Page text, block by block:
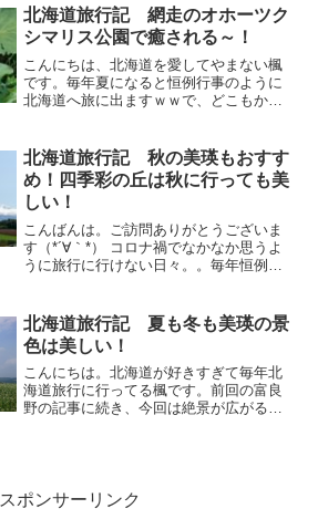
なので(笑)北の大地を踏みしめれない日々
はつらいつら...
北海道旅行記 網走のオホーツク
シマリス公園で癒される～！
こんにちは、北海道を愛してやまない楓
です。毎年夏になると恒例行事のように
北海道へ旅に出ますｗｗで、どこもかし
た！！と思ってる『オホーツクシマリス
公園』をご紹介します～ヾ(*...
北海道旅行記 秋の美瑛もおすす
め！四季彩の丘は秋に行っても美
しい！
こんばんは。ご訪問ありがとうございま
す（*´∀｀*） コロナ禍でなかなか思うよ
うに旅行に行けない日々。。毎年恒例や
の旅行を思い出しながら行った気になっ
てみよ...
北海道旅行記 夏も冬も美瑛の景
色は美しい！
こんにちは。北海道が好きすぎて毎年北
海道旅行に行ってる楓です。前回の富良
野の記事に続き、今回は絶景が広がる美
スポンサーリンク